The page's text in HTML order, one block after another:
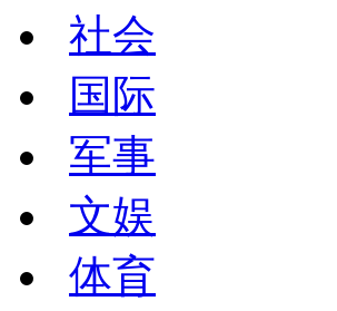
社会
国际
军事
文娱
体育